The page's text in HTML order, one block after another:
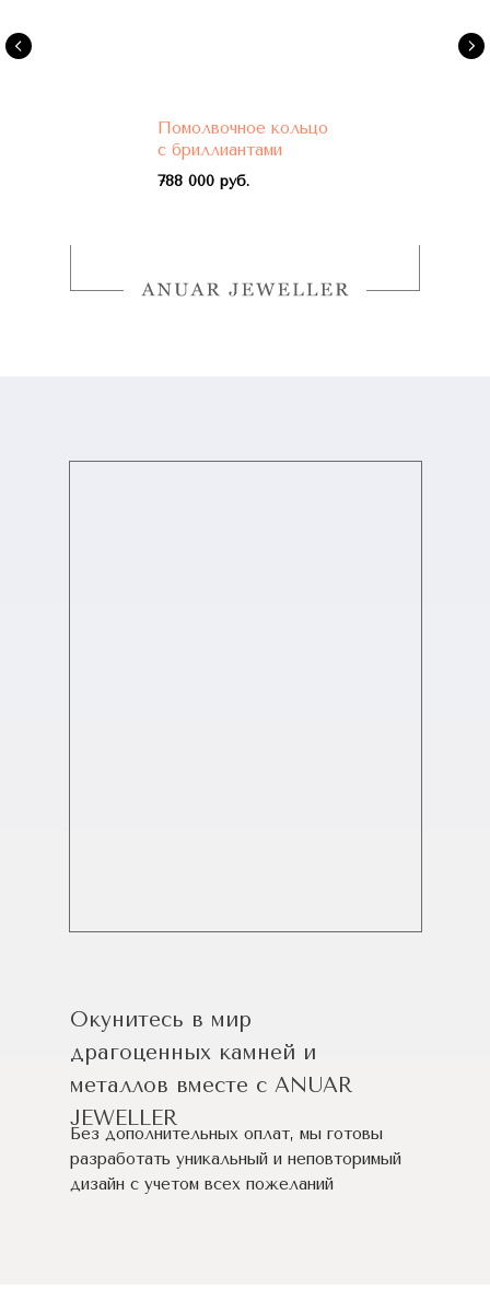
Помолвочное кольцо
с бриллиантами
788 000 руб.
Окунитесь в мир
драгоценных камней и
металлов вместе с ANUAR
JEWELLER
Без дополнительных оплат, мы готовы
разработать уникальный и неповторимый
дизайн c учетом всех пожеланий